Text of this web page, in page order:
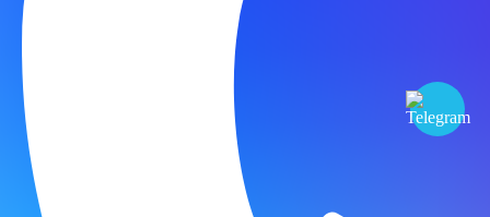
Нажимая кнопку «Отправить» вы соглашаетесь на
обработку
персональных данных
Мы используем cookie-файлы для наилучшего представления
нашего сайта. Продолжая использовать этот сайт, вы
соглашаетесь с использованием cookie-файлов.